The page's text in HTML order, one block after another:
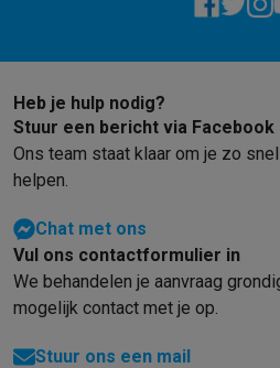
Vind jouw
Sport & Ontspanning
Outlet
OutletAlle outlet dealsOutlet
Heb je hulp nodig?
Stuur een bericht via Facebook
Ons team staat klaar om je zo
helpen.
Chat met ons
Vul ons contactformulier in
We behandelen je aanvraag
mogelijk contact met je op.
Stuur ons een mail